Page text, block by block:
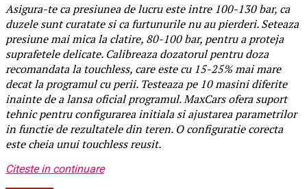
Asigura-te ca presiunea de lucru este intre 100-130 bar, ca
duzele sunt curatate si ca furtunurile nu au pierderi. Seteaza
presiune mai mica la clatire, 80-100 bar, pentru a proteja
suprafetele delicate. Calibreaza dozatorul pentru doza
recomandata la touchless, care este cu 15-25% mai mare
decat la programul cu perii. Testeaza pe 10 masini diferite
inainte de a lansa oficial programul. MaxCars ofera suport
tehnic pentru configurarea initiala si ajustarea parametrilor
in functie de rezultatele din teren. O configuratie corecta
este cheia unui touchless reusit.
Citeste in continuare